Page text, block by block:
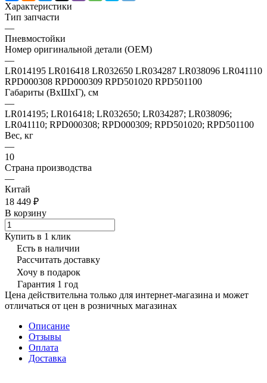
Характеристики
Тип запчасти
—
Пневмостойки
Номер оригинальной детали (OEM)
—
LR014195 LR016418 LR032650 LR034287 LR038096 LR041110
RPD000308 RPD000309 RPD501020 RPD501100
Габариты (ВхШхГ), см
—
LR014195; LR016418; LR032650; LR034287; LR038096;
LR041110; RPD000308; RPD000309; RPD501020; RPD501100
Вес, кг
—
10
Страна производства
—
Китай
18 449 ₽
В корзину
Купить в 1 клик
Есть в наличии
Рассчитать доставку
Хочу в подарок
Гарантия 1 год
Цена действительна только для интернет-магазина и может
отличаться от цен в розничных магазинах
Описание
Отзывы
Оплата
Доставка